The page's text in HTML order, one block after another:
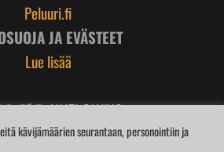
Peluuri.fi
JA EVÄSTEET
Lue lisää
kävijämäärien seurantaan, personointiin ja